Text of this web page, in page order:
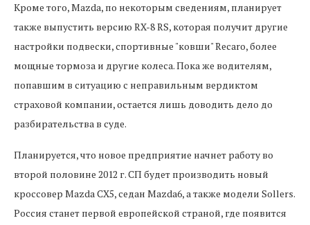
Кроме того, Mazda, по некоторым сведениям, планирует
также выпустить версию RX-8 RS, которая получит другие
настройки подвески, спортивные "ковши" Recaro, более
мощные тормоза и другие колеса. Пока же водителям,
попавшим в ситуацию с неправильным вердиктом
страховой компании, остается лишь доводить дело до
разбирательства в суде.
Планируется, что новое предприятие начнет работу во
второй половине 2012 г. СП будет производить новый
кроссовер Mazda CX5, седан Mazda6, а также модели Sollers.
Россия станет первой европейской страной, где появится